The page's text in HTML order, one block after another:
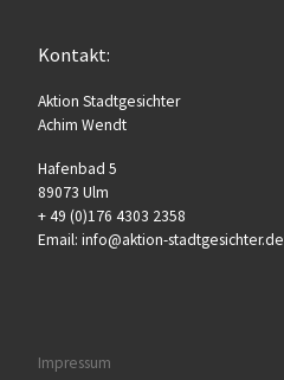
Kontakt:
Aktion Stadtgesichter
Achim Wendt
Hafenbad 5
89073 Ulm
+ 49 (0)176 4303 2358
Email: info@aktion-stadtgesichter.de
Impressum